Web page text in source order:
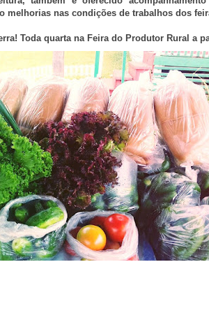
melhorias nas condições de trabalhos dos
Toda quarta na Feira do Produtor Rural a